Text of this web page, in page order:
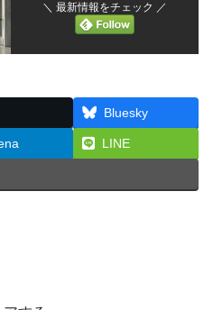
＼ 最新情報をチェック ／
Bluesky
LINE